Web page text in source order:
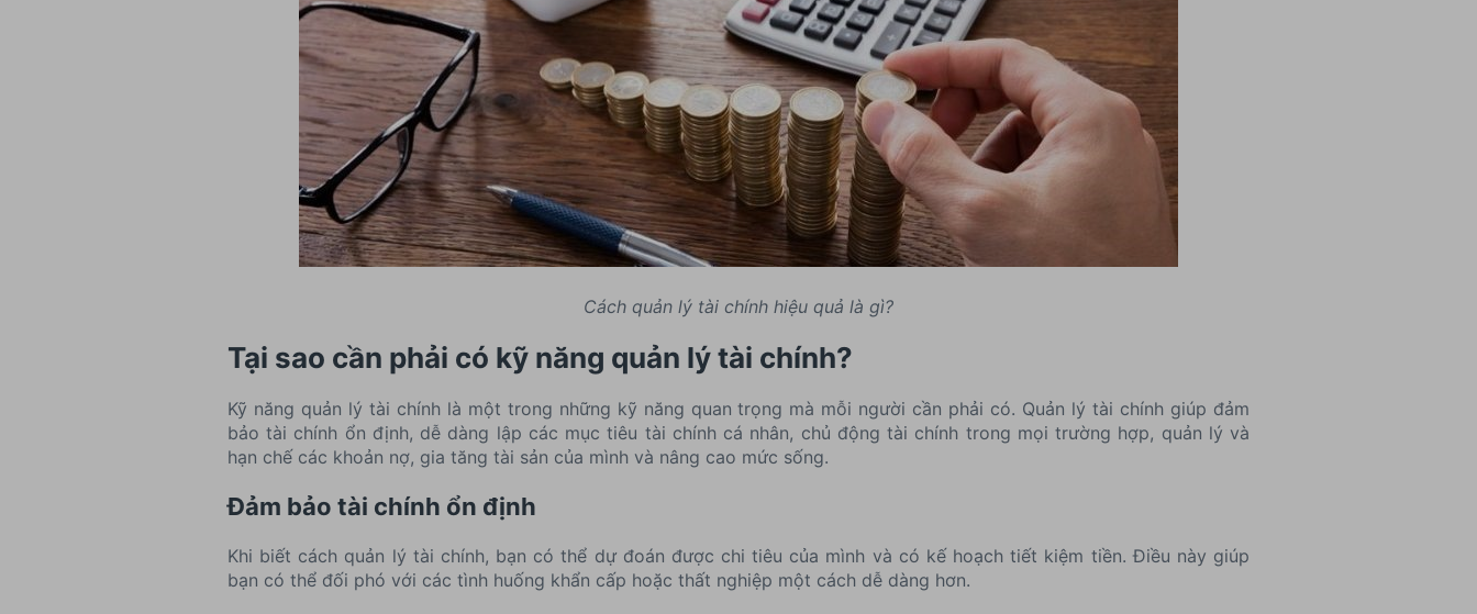
Cách quản lý tài chính hiệu quả là gì?
Tại sao cần phải có kỹ năng quản lý tài chính?
Kỹ năng quản lý tài chính là một trong những kỹ năng quan trọng mà mỗi người cần phải có. Quản lý tài chính giúp đảm
bảo tài chính ổn định, dễ dàng lập các mục tiêu tài chính cá nhân, chủ động tài chính trong mọi trường hợp, quản lý và
hạn chế các khoản nợ, gia tăng tài sản của mình và nâng cao mức sống.
Đảm bảo tài chính ổn định
Khi biết cách quản lý tài chính, bạn có thể dự đoán được chi tiêu của mình và có kế hoạch tiết kiệm tiền. Điều này giúp
bạn có thể đối phó với các tình huống khẩn cấp hoặc thất nghiệp một cách dễ dàng hơn.